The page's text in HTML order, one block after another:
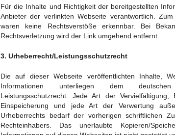
Für die Inhalte und Richtigkeit der bereitgestellten
Anbieter der verlinkten Webseite verantwortlich.
waren keine Rechtsverstöße erkennbar. Bei
Rechtsverletzung wird der Link umgehend entfernt.
3. Urheberrecht/Leistungsschutzrecht
Die auf dieser Webseite veröffentlichten Inhalte,
Informationen unterliegen dem
Leistungsschutzrecht. Jede Art der Vervielfältigung,
Einspeicherung und jede Art der Verwertung
Urheberrechts bedarf der vorherigen schriftlichen
Rechteinhabers. Das unerlaubte Kopieren/